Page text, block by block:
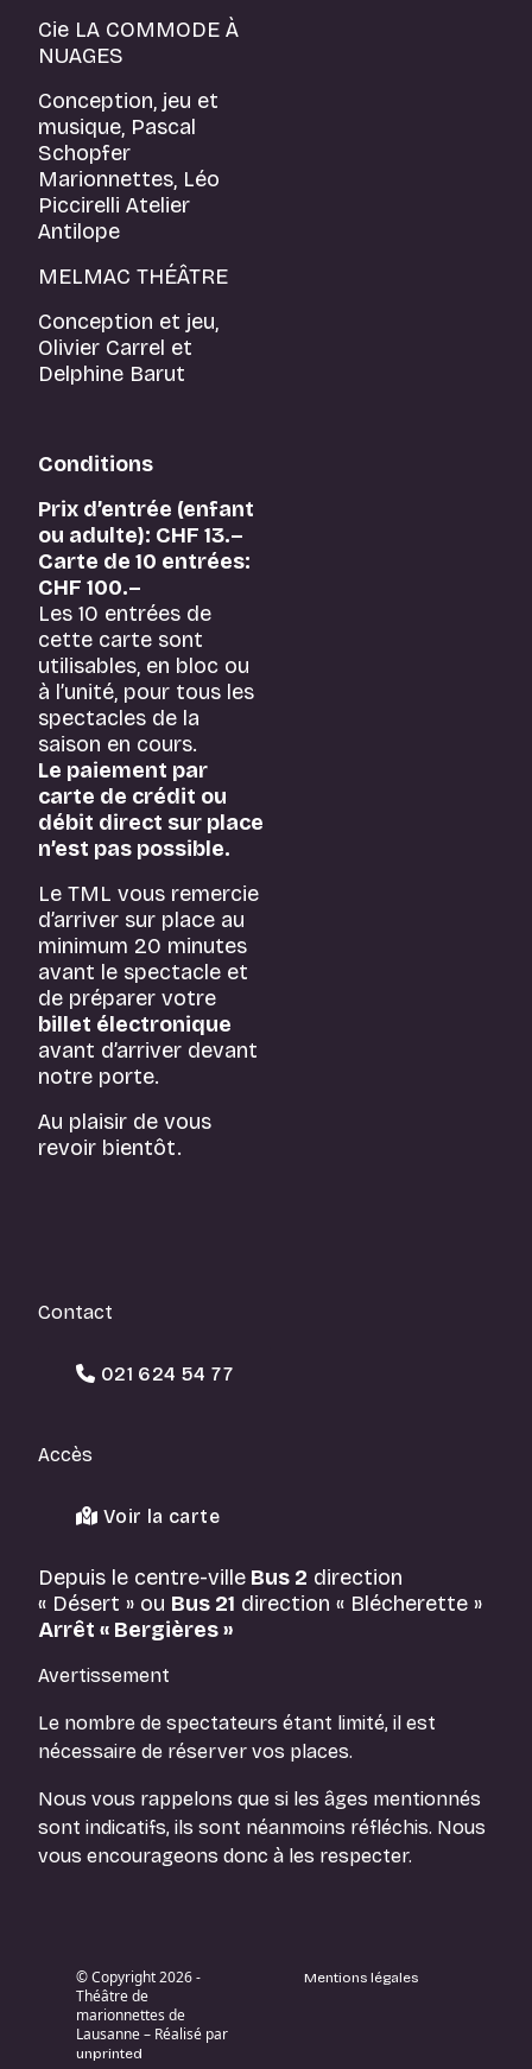
Cie LA COMMODE À
NUAGES
Conception, jeu et
musique, Pascal
Schopfer
Marionnettes, Léo
Piccirelli Atelier
Antilope
MELMAC THÉÂTRE
Conception et jeu,
Olivier Carrel et
Delphine Barut
Conditions
Prix d’entrée (enfant
ou adulte): CHF 13.–
Carte de 10 entrées:
CHF 100.–
Les 10 entrées de
cette carte sont
utilisables, en bloc ou
à l’unité, pour tous les
spectacles de la
saison en cours.
Le paiement par
carte de crédit ou
débit direct sur place
n’est pas possible.
Le TML vous remercie
d’arriver sur place au
minimum 20 minutes
avant le spectacle et
de préparer votre
billet électronique
avant d’arriver devant
notre porte.
Au plaisir de vous
revoir bientôt.
Contact
021 624 54 77
Accès
Voir la carte
Depuis le centre-ville Bus 2 direction
« Désert » ou Bus 21 direction « Blécherette »
Arrêt « Bergières »
Avertissement
Le nombre de spectateurs étant limité, il est
nécessaire de réserver vos places.
Nous vous rappelons que si les âges mentionnés
sont indicatifs, ils sont néanmoins réfléchis. Nous
vous encourageons donc à les respecter.
© Copyright 2026 -
Théâtre de
marionnettes de
Lausanne – Réalisé par
unprinted
Mentions légales